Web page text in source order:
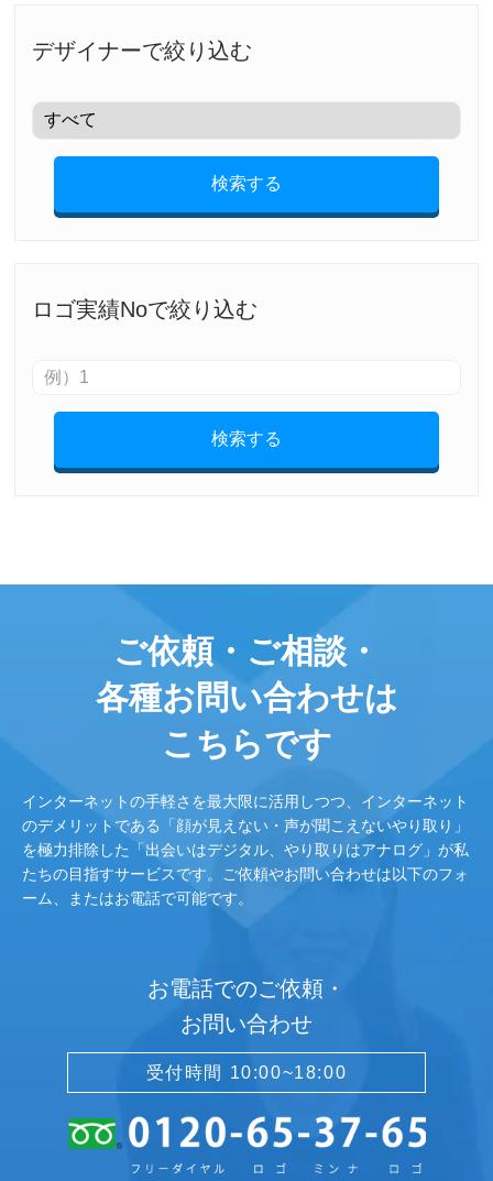
デザイナーで絞り込む
検索する
ロゴ実績Noで絞り込む
検索する
ご依頼・ご相談・
各種お問い合わせは
こちらです
インターネットの手軽さを最大限に活用しつつ、インターネット
のデメリットである「顔が見えない・声が聞こえないやり取り」
を極力排除した「出会いはデジタル、やり取りはアナログ」が私
たちの目指すサービスです。ご依頼やお問い合わせは以下のフォ
ーム、またはお電話で可能です。
お電話でのご依頼・
お問い合わせ
受付時間 10:00~18:00